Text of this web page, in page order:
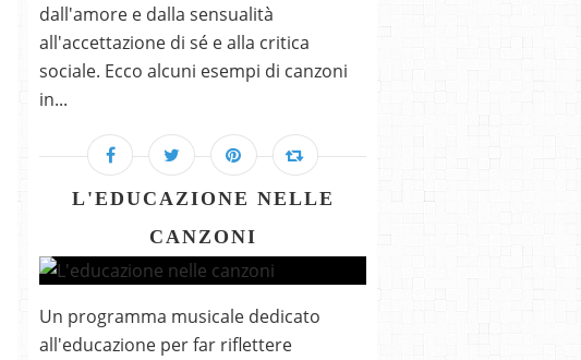
dall'amore e dalla sensualità
all'accettazione di sé e alla critica
sociale. Ecco alcuni esempi di canzoni
in...
L'EDUCAZIONE NELLE
CANZONI
Un programma musicale dedicato
all'educazione per far riflettere